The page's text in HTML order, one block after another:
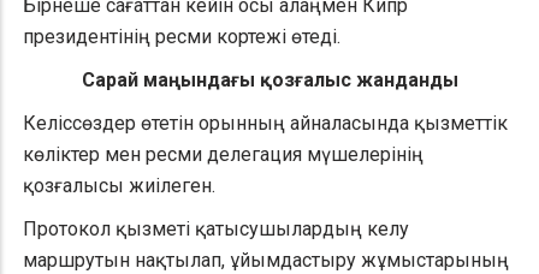
Бірнеше сағаттан кейін осы алаңмен Кипр
президентінің ресми кортежі өтеді.
Сарай маңындағы қозғалыс жанданды
Келіссөздер өтетін орынның айналасында қызметтік
көліктер мен ресми делегация мүшелерінің
қозғалысы жиілеген.
Протокол қызметі қатысушылардың келу
маршрутын нақтылап, ұйымдастыру жұмыстарының